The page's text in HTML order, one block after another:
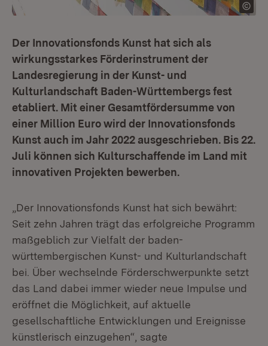
Der Innovationsfonds Kunst hat sich als
wirkungsstarkes Förderinstrument der
Landesregierung in der Kunst- und
Kulturlandschaft Baden-Württembergs fest
etabliert. Mit einer Gesamtfördersumme von
einer Million Euro wird der Innovationsfonds
Kunst auch im Jahr 2022 ausgeschrieben. Bis 22.
Juli können sich Kulturschaffende im Land mit
innovativen Projekten bewerben.
„Der Innovationsfonds Kunst hat sich bewährt:
Seit zehn Jahren trägt das erfolgreiche Programm
maßgeblich zur Vielfalt der baden-
württembergischen Kunst- und Kulturlandschaft
bei. Über wechselnde Förderschwerpunkte setzt
das Land dabei immer wieder neue Impulse und
eröffnet die Möglichkeit, auf aktuelle
gesellschaftliche Entwicklungen und Ereignisse
künstlerisch einzugehen“, sagte